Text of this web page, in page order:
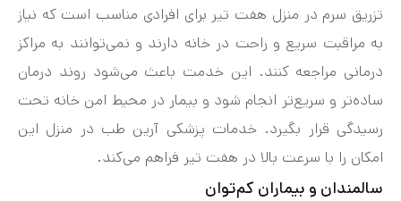
تزریق سرم در منزل هفت‌ تیر برای افرادی مناسب است که نیاز
به مراقبت سریع و راحت در خانه دارند و نمی‌توانند به مراکز
درمانی مراجعه کنند. این خدمت باعث می‌شود روند درمان
ساده‌تر و سریع‌تر انجام شود و بیمار در محیط امن خانه تحت
رسیدگی قرار بگیرد. خدمات پزشکی آرین طب در منزل این
امکان را با سرعت بالا در هفت‌ تیر فراهم می‌کند.
سالمندان و بیماران کم‌توان